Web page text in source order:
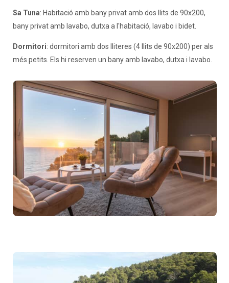
Sa Tuna: Habitació amb bany privat amb dos llits de 90x200,
bany privat amb lavabo, dutxa a l'habitació, lavabo i bidet.
Dormitori: dormitori amb dos lliteres (4 llits de 90x200) per als
més petits. Els hi reserven un bany amb lavabo, dutxa i lavabo.